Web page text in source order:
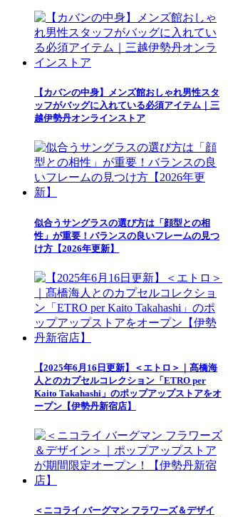
【カバンの中身】メンズ館おしゃれ男性スタ
ッフがバッグに入れている必須アイテム｜三
越伊勢丹オンラインストア
似合うサングラスの選び方は「顔型との相
性」が重要！バランスの良いフレームの見つ
け方【2026年更新】
【2025年6月16日更新】＜エトロ＞｜髙橋海
人とのカプセルコレクション「ETRO per
Kaito Takahashi」のポップアップストアをオ
ープン【伊勢丹新宿店】
＜ニコライ バーグマン フラワーズ＆デザイ